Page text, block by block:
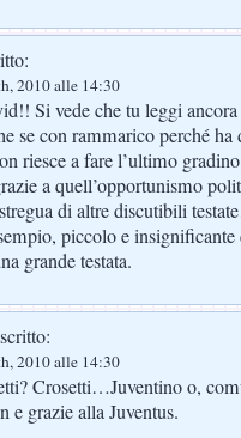
2010 alle 14:30
Si vede che tu leggi
se con rammarico perché ha
riesce a fare l’ultimo
a quell’opportunismo
di altre discutibili
piccolo e
grande testata.
2010 alle 14:30
Crosetti…Juventino o,
e grazie alla Juventus.